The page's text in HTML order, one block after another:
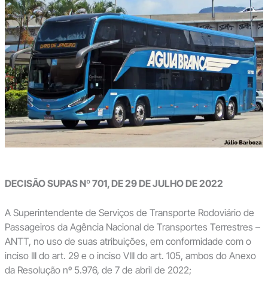
DECISÃO SUPAS Nº 701, DE 29 DE JULHO DE 2022
A Superintendente de Serviços de Transporte Rodoviário de
Passageiros da Agência Nacional de Transportes Terrestres –
ANTT, no uso de suas atribuições, em conformidade com o
inciso III do art. 29 e o inciso VIII do art. 105, ambos do Anexo
da Resolução nº 5.976, de 7 de abril de 2022;